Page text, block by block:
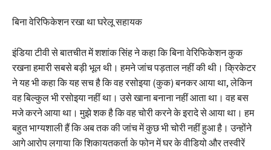
बिना वेरिफिकेशन रखा था घरेलू सहायक
​इंडिया टीवी से बातचीत में शशांक सिंह ने कहा कि बिना वेरिफिकेशन कुक
रखना हमारी सबसे बड़ी भूल थी। हमने जांच पड़ताल नहीं की थी। क्रिकेटर
ने यह भी कहा कि यह सच है कि वह रसोइया (कुक) बनकर आया था, लेकिन
वह बिल्कुल भी रसोइया नहीं था। उसे खाना बनाना नहीं आता था। वह बस
मजे करने आया था। मुझे शक है कि वह चोरी करने के इरादे से आया था। हम
बहुत भाग्यशाली हैं कि अब तक की जांच में कुछ भी चोरी नहीं हुआ है। उन्होंने
आगे आरोप लगाया कि शिकायतकर्ता के फोन में घर के वीडियो और तस्वीरें